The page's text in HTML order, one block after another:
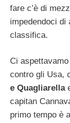
fare c’è di
impedendoci di
classifica.
Ci
contro gli Usa,
e Quagliarella
capitan
primo tempo è